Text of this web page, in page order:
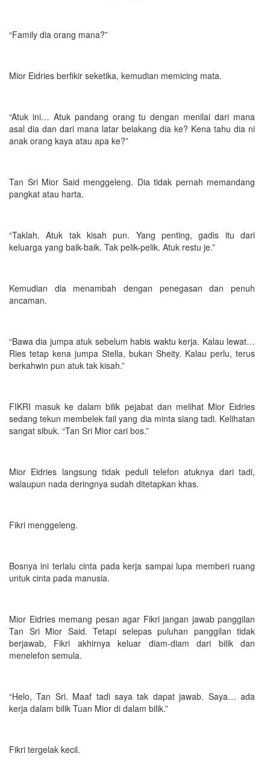
“Family dia orang mana?”
Mior Eidries berfikir seketika, kemudian memicing mata.
“Atuk ini… Atuk pandang orang tu dengan menilai dari mana
asal dia dan dari mana latar belakang dia ke? Kena tahu dia ni
anak orang kaya atau apa ke?”
Tan Sri Mior Said menggeleng. Dia tidak pernah memandang
pangkat atau harta.
“Taklah. Atuk tak kisah pun. Yang penting, gadis itu dari
keluarga yang baik-baik. Tak pelik-pelik. Atuk restu je.”
Kemudian dia menambah dengan penegasan dan penuh
ancaman.
“Bawa dia jumpa atuk sebelum habis waktu kerja. Kalau lewat…
Ries tetap kena jumpa Stella, bukan Sheity. Kalau perlu, terus
berkahwin pun atuk tak kisah.”
FIKRI masuk ke dalam bilik pejabat dan melihat Mior Eidries
sedang tekun membelek fail yang dia minta siang tadi. Kelihatan
sangat sibuk. “Tan Sri Mior cari bos.”
Mior Eidries langsung tidak peduli telefon atuknya dari tadi,
walaupun nada deringnya sudah ditetapkan khas.
Fikri menggeleng.
Bosnya ini terlalu cinta pada kerja sampai lupa memberi ruang
untuk cinta pada manusia.
Mior Eidries memang pesan agar Fikri jangan jawab panggilan
Tan Sri Mior Said. Tetapi selepas puluhan panggilan tidak
berjawab, Fikri akhirnya keluar diam-diam dari bilik dan
menelefon semula.
“Helo, Tan Sri. Maaf tadi saya tak dapat jawab. Saya… ada
kerja dalam bilik Tuan Mior di dalam bilik.”
Fikri tergelak kecil.